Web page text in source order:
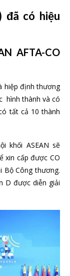
đã có hiệu
AFTA-CO
hiệp định thương
hình thành và có
tất cả 10 thành
khối ASEAN sẽ
xin cấp được CO
Bộ Công thương.
D được diễn giải